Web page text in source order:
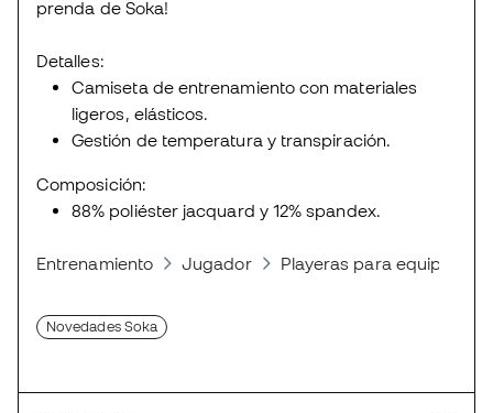
prenda de Soka!
Detalles:
Camiseta de entrenamiento con materiales
ligeros, elásticos.
Gestión de temperatura y transpiración.
Composición:
88% poliéster jacquard y 12% spandex.
Entrenamiento Jugador Playeras para equipos de
Novedades Soka